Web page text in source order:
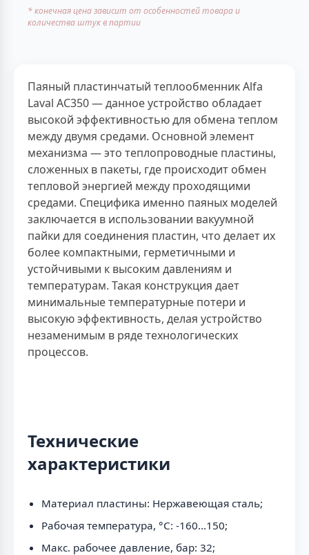
* конечная цена зависит от особенностей товара и
количества штук в партии
Паяный пластинчатый теплообменник Alfa
Laval AC350 — данное устройство обладает
высокой эффективностью для обмена теплом
между двумя средами. Основной элемент
механизма — это теплопроводные пластины,
сложенных в пакеты, где происходит обмен
тепловой энергией между проходящими
средами. Специфика именно паяных моделей
заключается в использовании вакуумной
пайки для соединения пластин, что делает их
более компактными, герметичными и
устойчивыми к высоким давлениям и
температурам. Такая конструкция дает
минимальные температурные потери и
высокую эффективность, делая устройство
незаменимым в ряде технологических
процессов.
Технические
характеристики
Материал пластины: Нержавеющая сталь;
Рабочая температура, °C: -160...150;
Макс. рабочее давление, бар: 32;